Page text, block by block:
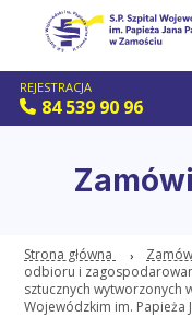
REJESTRACJA
84 539 90 96
Strona główna
odbioru i
sztucznych wytworzonych
Wojewódzkim im. Papieża